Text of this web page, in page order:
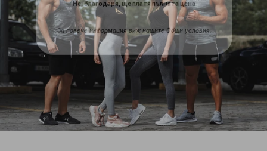
За повече информация виж нашите Общи условия.